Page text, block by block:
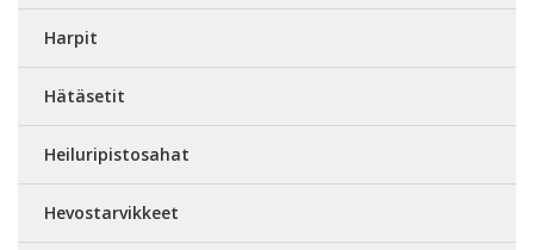
Harpit
Hätäsetit
Heiluripistosahat
Hevostarvikkeet